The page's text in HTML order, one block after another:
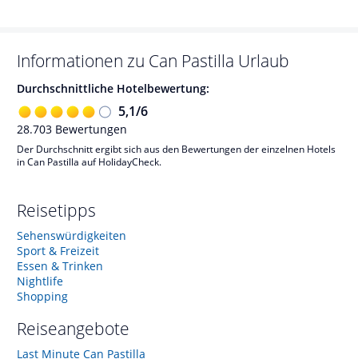
Informationen zu Can Pastilla Urlaub
Durchschnittliche Hotelbewertung:
5,1/6
28.703 Bewertungen
Der Durchschnitt ergibt sich aus den Bewertungen der einzelnen Hotels
in Can Pastilla auf HolidayCheck.
Reisetipps
Sehenswürdigkeiten
Sport & Freizeit
Essen & Trinken
Nightlife
Shopping
Reiseangebote
Last Minute Can Pastilla